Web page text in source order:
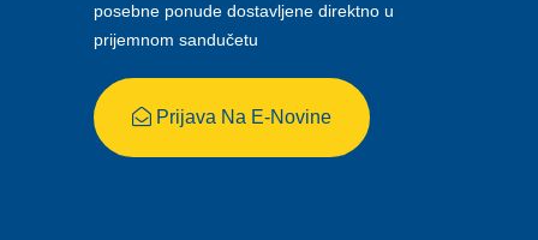
posebne ponude dostavljene direktno u
prijemnom sandučetu
Prijava Na E-Novine